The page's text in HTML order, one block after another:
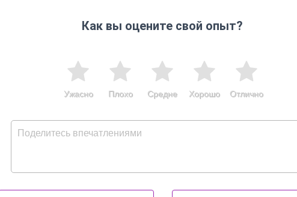
Как вы оцените свой опыт?
Отлично
Хорошо
Средне
Плохо
Ужасно